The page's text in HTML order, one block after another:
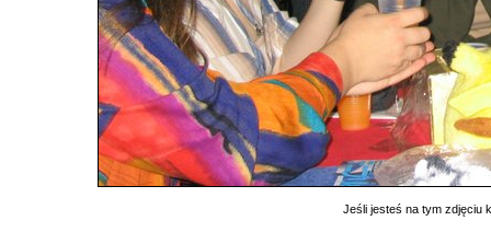
Jeśli jesteś na tym zdjęciu